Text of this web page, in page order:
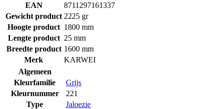
EAN
8711297161337
Gewicht product 2225 gr
Hoogte product 1800 mm
Lengte product 25 mm
Breedte product 1600 mm
Merk
KARWEI
Algemeen
Kleurfamilie
Grijs
Kleurnummer
221
Type
Jaloezie